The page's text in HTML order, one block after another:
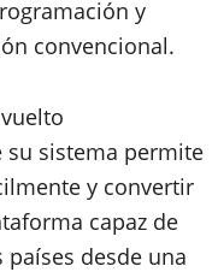
y
convencional.
su sistema permite
y convertir
capaz de
desde una